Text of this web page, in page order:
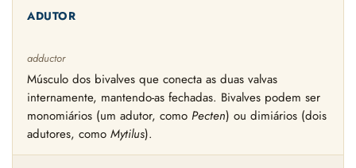
ADUTOR
adductor
Músculo dos bivalves que conecta as duas valvas
internamente, mantendo-as fechadas. Bivalves podem ser
monomiários (um adutor, como Pecten) ou dimiários (dois
adutores, como Mytilus).